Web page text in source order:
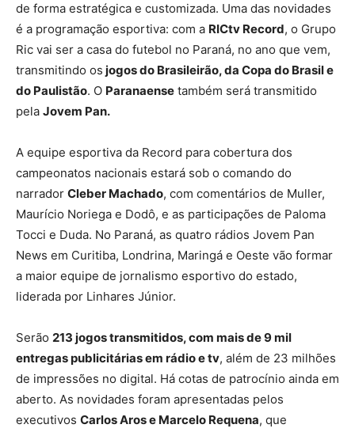
de forma estratégica e customizada. Uma das novidades
é a programação esportiva: com a RICtv Record, o Grupo
Ric vai ser a casa do futebol no Paraná, no ano que vem,
transmitindo os jogos do Brasileirão, da Copa do Brasil e
do Paulistão. O Paranaense também será transmitido
pela Jovem Pan.
A equipe esportiva da Record para cobertura dos
campeonatos nacionais estará sob o comando do
narrador Cleber Machado, com comentários de Muller,
Maurício Noriega e Dodô, e as participações de Paloma
Tocci e Duda. No Paraná, as quatro rádios Jovem Pan
News em Curitiba, Londrina, Maringá e Oeste vão formar
a maior equipe de jornalismo esportivo do estado,
liderada por Linhares Júnior.
Serão 213 jogos transmitidos, com mais de 9 mil
entregas publicitárias em rádio e tv, além de 23 milhões
de impressões no digital. Há cotas de patrocínio ainda em
aberto. As novidades foram apresentadas pelos
executivos Carlos Aros e Marcelo Requena, que